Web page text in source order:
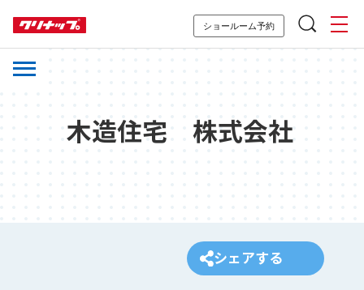
ショールーム予約
木造住宅 株式会社
シェアする